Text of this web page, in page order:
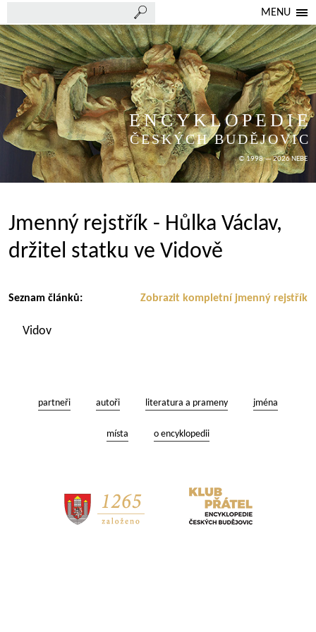
MENU
ENCYKLOPEDIE
ČESKÝCH BUDĚJOVIC
© 1998 — 2026 NEBE
Jmenný rejstřík - Hůlka Václav,
držitel statku ve Vidově
Zobrazit kompletní jmenný rejstřík
Seznam článků:
Vidov
partneři autoři literatura a prameny jména
místa o encyklopedii